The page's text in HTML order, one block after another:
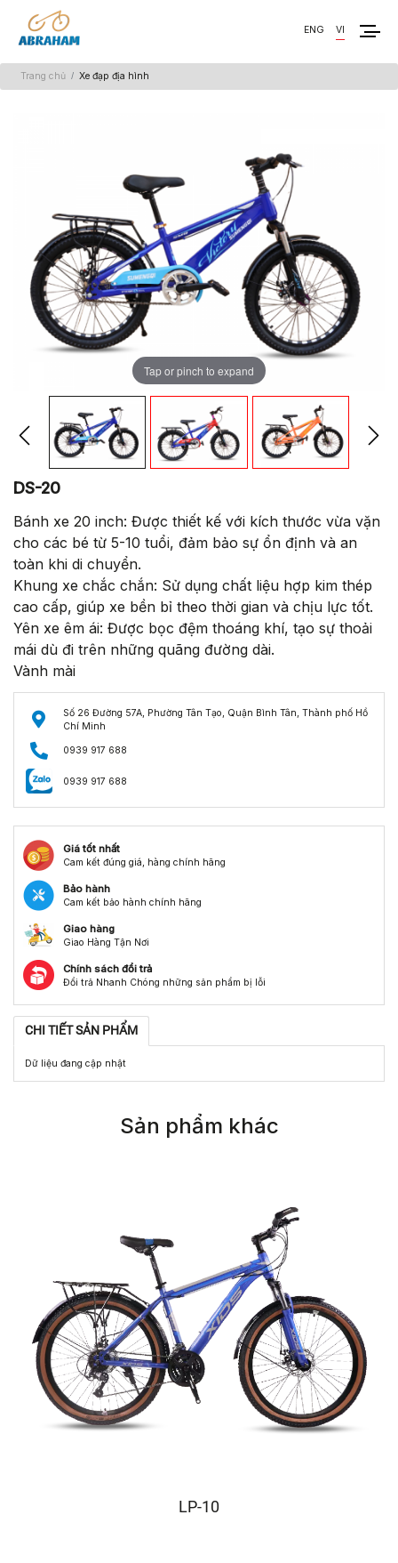
ENG VI
Trang chủ Xe đạp địa hình
Tap or pinch to expand
DS-20
Bánh xe 20 inch: Được thiết kế với kích thước vừa vặn
cho các bé từ 5-10 tuổi, đảm bảo sự ổn định và an
toàn khi di chuyển.
Khung xe chắc chắn: Sử dụng chất liệu hợp kim thép
cao cấp, giúp xe bền bỉ theo thời gian và chịu lực tốt.
Yên xe êm ái: Được bọc đệm thoáng khí, tạo sự thoải
mái dù đi trên những quãng đường dài.
Vành mài
Số 26 Đường 57A, Phường Tân Tạo, Quận Bình Tân, Thành phố Hồ
Chí Minh
0939 917 688
0939 917 688
Giá tốt nhất
Cam kết đúng giá, hàng chính hãng
Bảo hành
Cam kết bảo hành chính hãng
Giao hàng
Giao Hàng Tận Nơi
Chính sách đổi trả
Đổi trả Nhanh Chóng những sản phẩm bị lỗi
CHI TIẾT SẢN PHẨM
Dữ liệu đang cập nhật
Sản phẩm khác
LP-10